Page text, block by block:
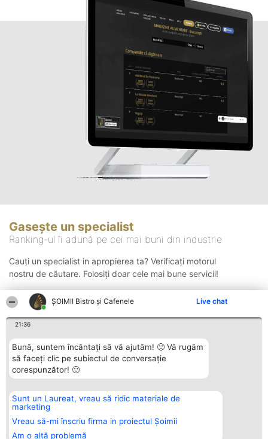
ȘOIMII Bistro și Cafenele Live chat
21:36
Bună, suntem încântați să vă ajutăm! 🙂 Vă rugăm
să faceți clic pe subiectul de conversație
corespunzător! 🙂
Sunt un Laureat, vreau să ridic materiale de
marketing
Vreau să-mi înscriu firma in proiectul Șoimii
Am o altă problemă
Gasește un specialist
Ranking-ul îi adună pe cei mai buni din industrie
Cauți un specialist in apropierea ta? Verificați motorul
nostru de căutare. Folosiți doar cele mai bune servicii!
Organizator Ranking
BRIGHT SOLUTIONS BR SRL
Aleea Timisul De Sus 2 Bl. A30
Sc. A Et. 4 Ap. 13 Cod 061952
București
Plebiscyt
Lista Tuturor
Laureaților
Contact